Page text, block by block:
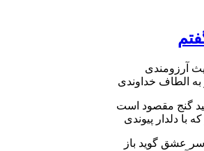
آرزومندی
الطاف خداوندی
گنج مقصود است
با دلدار پیوندی
سر عشق گوید باز